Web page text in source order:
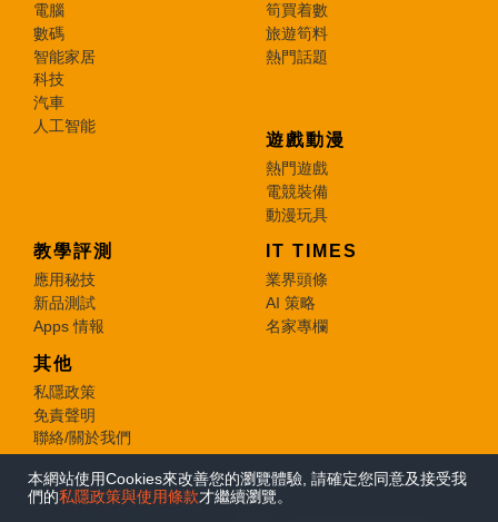
本網站使用Cookies來改善您的瀏覽體驗, 請確定您同意及接受我
們的私隱政策與使用條款才繼續瀏覽。
電腦
數碼
智能家居
科技
汽車
人工智能
筍買着數
旅遊筍料
熱門話題
遊戲動漫
熱門遊戲
電競裝備
動漫玩具
教學評測
應用秘技
新品測試
Apps 情報
IT TIMES
業界頭條
AI 策略
名家專欄
其他
私隱政策
免責聲明
聯絡/關於我們
© 2026 e-zone. All Rights Reserved.